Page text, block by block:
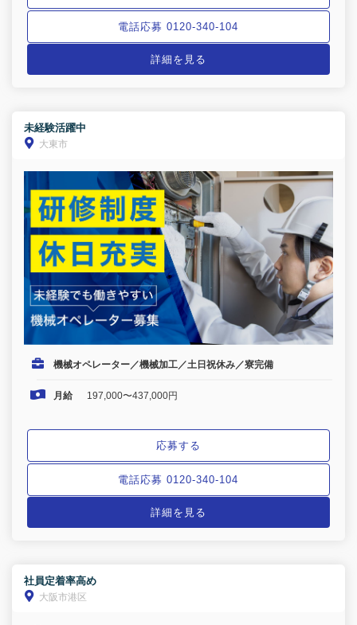
電話応募 0120-340-104
詳細を見る
未経験活躍中
大東市
機械オペレーター／機械加工／土日祝休み／寮完備
月給 197,000〜437,000円
応募する
電話応募 0120-340-104
詳細を見る
社員定着率高め
大阪市港区